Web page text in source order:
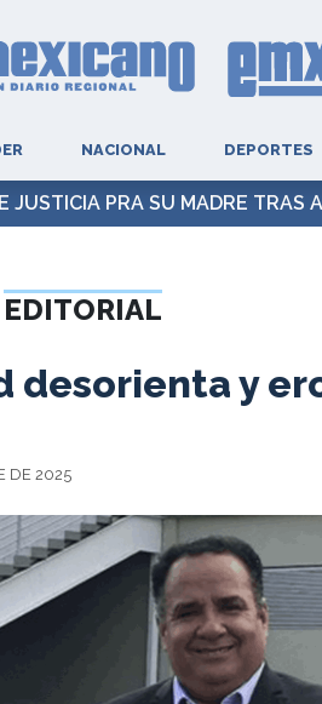
NACIONAL DEPORTES
JUSTICIA PRA SU MADRE TRAS
EDITORIAL
desorienta y
DE 2025